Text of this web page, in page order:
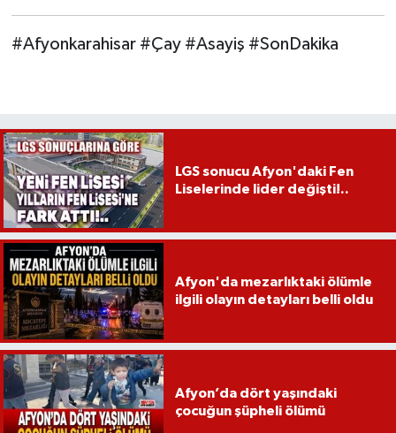
#Afyonkarahisar #Çay #Asayiş #SonDakika
LGS sonucu Afyon'daki Fen
Liselerinde lider değişti!..
Afyon'da mezarlıktaki ölümle
ilgili olayın detayları belli oldu
Afyon’da dört yaşındaki
çocuğun şüpheli ölümü